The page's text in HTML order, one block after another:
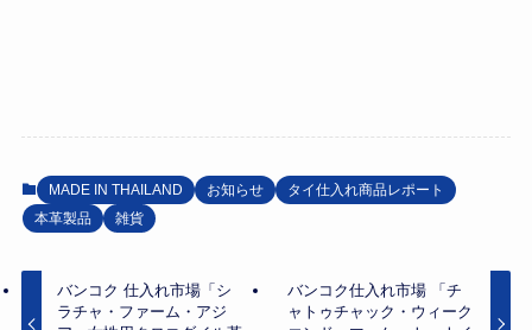
MADE IN THAILAND お知らせ
タイ仕入れ商品レポート
本革製品
雑貨
バンコク 仕入れ市場「シ
ラチャ・ファーム・アジ
バンコク仕入れ市場 「チ
ャトゥチャック・ウィーク